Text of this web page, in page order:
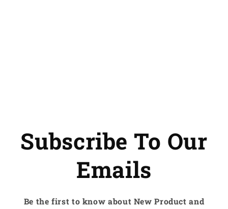
Subscribe To Our
Emails
Be the first to know about New Product and